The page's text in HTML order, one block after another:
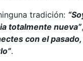
tradición:
totalmente nueva”
con el
.